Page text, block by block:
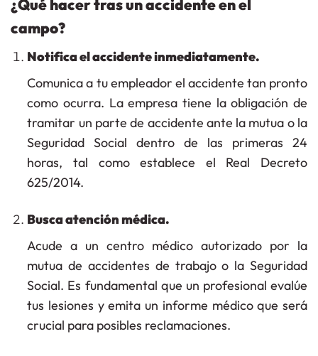
¿Qué hacer tras un accidente en el
campo?
Notifica el accidente inmediatamente.
Comunica a tu empleador el accidente tan pronto
como ocurra. La empresa tiene la obligación de
tramitar un parte de accidente ante la mutua o la
Seguridad Social dentro de las primeras 24
horas, tal como establece el Real Decreto
625/2014.
Busca atención médica.
Acude a un centro médico autorizado por la
mutua de accidentes de trabajo o la Seguridad
Social. Es fundamental que un profesional evalúe
tus lesiones y emita un informe médico que será
crucial para posibles reclamaciones.